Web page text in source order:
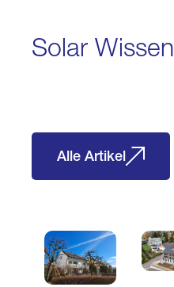
Solar Wissen
Alle Artikel